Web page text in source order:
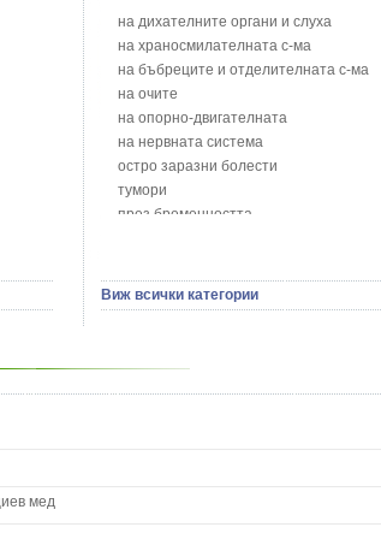
Блатен тъжник - Spirea ulmaria L.
Блян
Бобови шушулки - Phaseolus Vulgaris L.
Божур - Paeonia Decora
Борови връхчета - Pinus sylvestris
Босилек - Ocimum Basillicum
Брей - Tamus Communis
Брош - Rubia tinctorum L.
Бръшлян - Hedera helix L.
Бял имел - Viscum album L.
Бял оман - Inula Helenium L.
Бяла върба - Salix Аlba
на дихателните органи и слуха
на храносмилателната с-ма
на бъбреците и отделителната с-ма
на очите
на опорно-двигателната
на нервната система
остро заразни болести
тумори
през бременността
сексуални проблеми
на половите органи
Виж всички категории
мед